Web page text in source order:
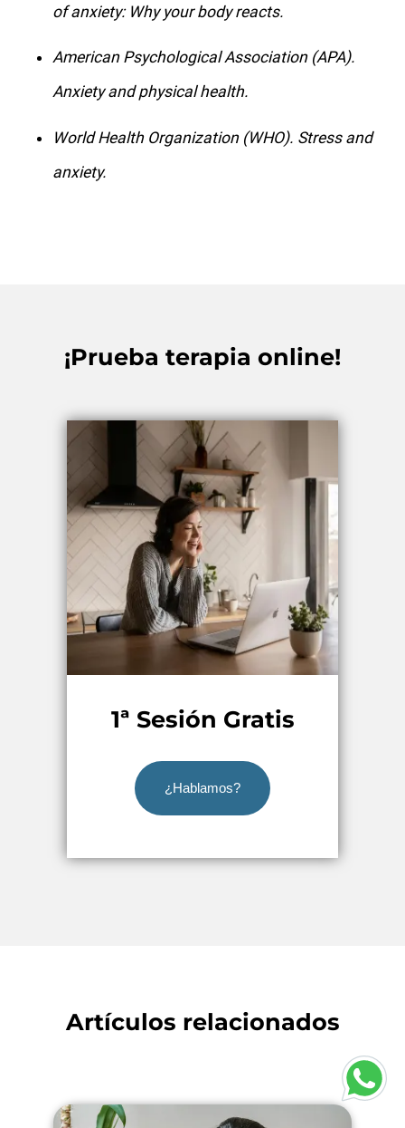
of anxiety: Why your body reacts.
American Psychological Association (APA).
Anxiety and physical health.
World Health Organization (WHO). Stress and
anxiety.
¡Prueba terapia online!
1ª Sesión Gratis
¿Hablamos?
Artículos relacionados